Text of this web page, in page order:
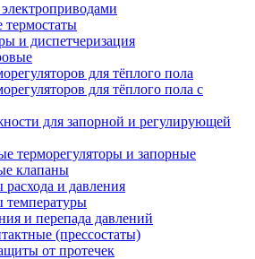
и диспетчеризация
для тёплого пола
для тёплого пола с
для запорной и регулирующей
терморегуляторы и запорные
клапаны
расхода и давления
температуры
и перепада давлений
(прессостаты)
от протечек